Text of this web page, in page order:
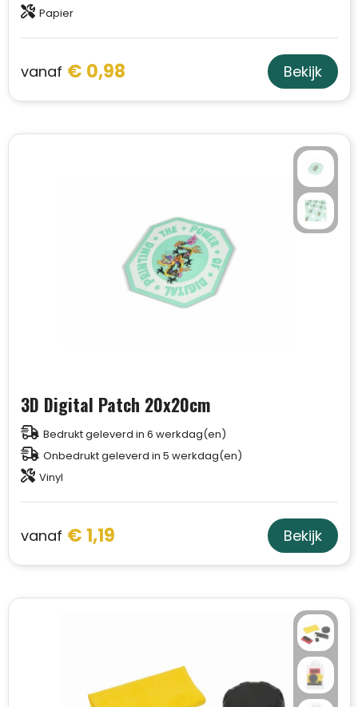
Papier
vanaf € 0,98 Bekijk
3D Digital Patch 20x20cm
Bedrukt geleverd in 6 werkdag(en)
Onbedrukt geleverd in 5 werkdag(en)
Vinyl
vanaf € 1,19 Bekijk